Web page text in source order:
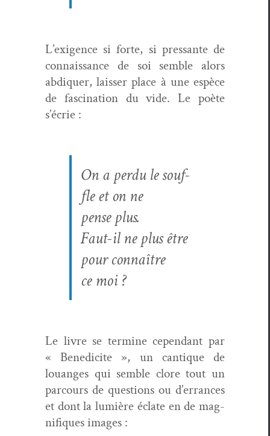
L’exigence si forte, si pres­sante de
con­nais­sance de soi sem­ble alors
abdi­quer, laiss­er place à une espèce
de fas­ci­na­tion du vide. Le poète
s’écrie :
On a per­du le souf­
fle et on ne
pense plus.
Faut-il ne plus être
pour con­naître
ce moi ?
Le livre se ter­mine cepen­dant par
« Benedicite », un can­tique de
louanges qui sem­ble clore tout un
par­cours de ques­tions ou d’errances
et dont la lumière éclate en de mag­
nifiques images :